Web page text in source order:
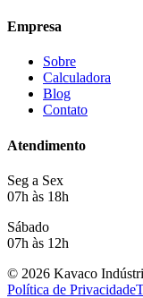
Empresa
Sobre
Calculadora
Blog
Contato
Atendimento
Seg a Sex
07h às 18h
Sábado
07h às 12h
© 2026 Kavaco
Política de Privacidade